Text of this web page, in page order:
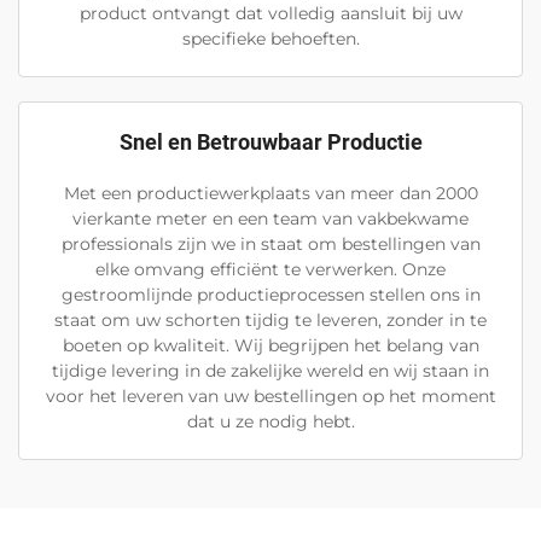
product ontvangt dat volledig aansluit bij uw
specifieke behoeften.
Snel en Betrouwbaar Productie
Met een productiewerkplaats van meer dan 2000
vierkante meter en een team van vakbekwame
professionals zijn we in staat om bestellingen van
elke omvang efficiënt te verwerken. Onze
gestroomlijnde productieprocessen stellen ons in
staat om uw schorten tijdig te leveren, zonder in te
boeten op kwaliteit. Wij begrijpen het belang van
tijdige levering in de zakelijke wereld en wij staan in
voor het leveren van uw bestellingen op het moment
dat u ze nodig hebt.